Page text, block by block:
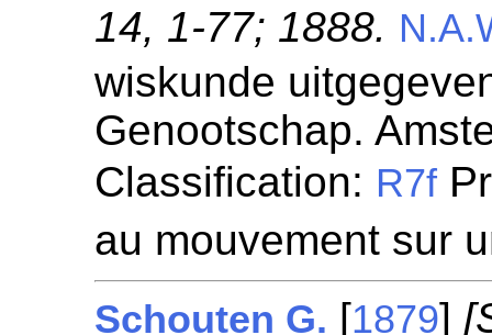
14, 1-77; 1888.
wiskunde
Genootschap.
Classification: R7f
au mouvement sur
Schouten G. [1879]